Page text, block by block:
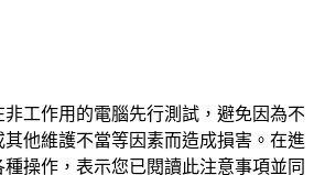
工作用的電腦先行測試，避免因為不
他維護不當等因素而造成損害。在進
操作，表示您已閱讀此注意事項並同